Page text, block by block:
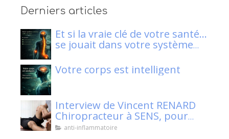
Derniers articles
Et si la vraie clé de votre santé…
se jouait dans votre système
Votre corps est intelligent
Interview de Vincent RENARD
Chiropracteur à SENS, pour
Klaser.
anti-inflammatoire